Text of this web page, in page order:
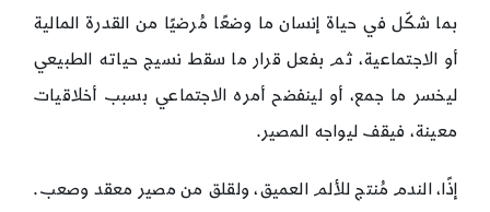
بما شكّل في حياة إنسان ما وضعًا مُرضيًا من القدرة المالية
أو الاجتماعية، ثم بفعل قرار ما سقط نسيج حياته الطبيعي
ليخسر ما جمع، أو لينفضح أمره الاجتماعي بسبب أخلاقيات
معينة، فيقف ليواجه المصير.
إذًا، الندم مُنتج للألم العميق، ولقلق من مصير معقد وصعب.